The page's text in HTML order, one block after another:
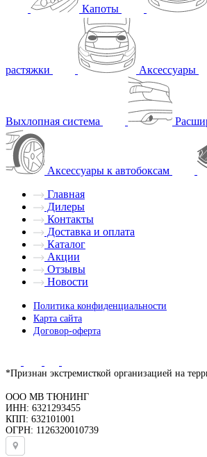
Капоты
растяжки Аксессуары
Выхлопная система
Аксессуары к автобоксам
Главная
Дилеры
Контакты
Доставка и оплата
Каталог
Акции
Отзывы
Новости
Политика конфиденциальности
Карта сайта
Договор-оферта
*Признан экстремисткой организацией на
ООО МВ ТЮНИНГ
ИНН: 6321293455
КПП: 632101001
ОГРН: 1126320010739